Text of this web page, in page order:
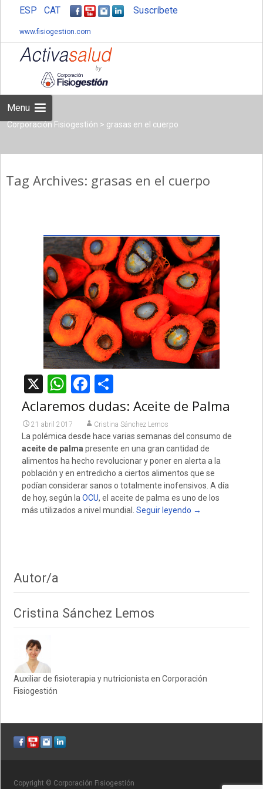
ESP CAT Suscríbete
www.fisiogestion.com
Menu
Corporación Fisiogestión > grasas en el cuerpo
Tag Archives: grasas en el cuerpo
X WhatsApp
Facebook
Compartir
Aclaremos dudas: Aceite de Palma
21 abril 2017 Cristina Sánchez Lemos
La polémica desde hace varias semanas del consumo de
aceite de palma presente en una gran cantidad de
alimentos ha hecho revolucionar y poner en alerta a la
población y en entredicho a ciertos alimentos que se
podían considerar sanos o totalmente inofensivos. A día
de hoy, según la OCU, el aceite de palma es uno de los
más utilizados a nivel mundial. Seguir leyendo →
Autor/a
Cristina Sánchez Lemos
Auxiliar de fisioterapia y nutricionista en Corporación
Fisiogestión
Copyright © Corporación Fisiogestión